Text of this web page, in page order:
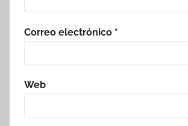
Correo electrónico *
Web